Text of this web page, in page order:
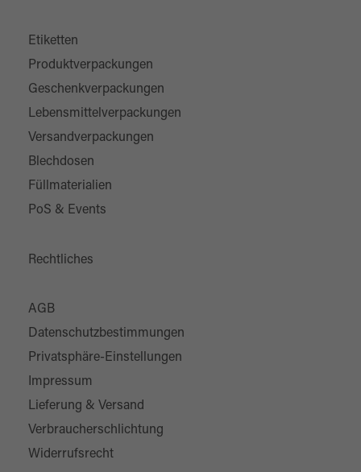
Etiketten
Produktverpackungen
Geschenkverpackungen
Lebensmittelverpackungen
Versandverpackungen
Blechdosen
Füllmaterialien
PoS & Events
Rechtliches
AGB
Datenschutzbestimmungen
Privatsphäre-Einstellungen
Impressum
Lieferung & Versand
Verbraucherschlichtung
Widerrufsrecht